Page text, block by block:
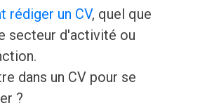
rédiger un CV, quel que
secteur d'activité ou
dans un CV pour se
?